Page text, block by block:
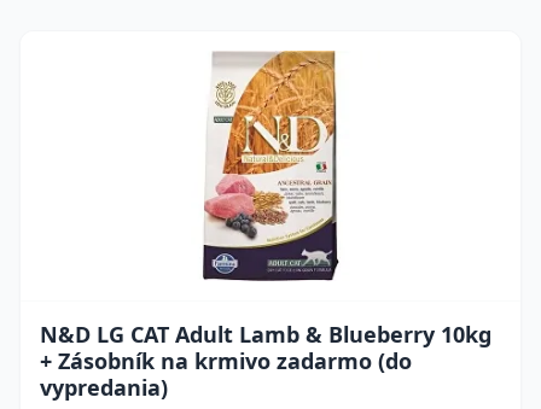
N&D LG CAT Adult Lamb & Blueberry 10kg
+ Zásobník na krmivo zadarmo (do
vypredania)